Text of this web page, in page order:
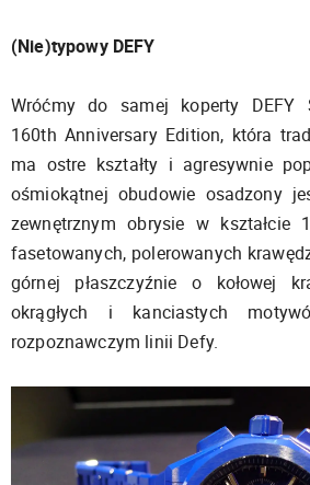
(Nie)typowy DEFY
Wróćmy do samej koperty DEFY
160th Anniversary Edition, która
ma ostre kształty i agresywnie
ośmiokątnej obudowie osadzony
zewnętrznym obrysie w kształcie
fasetowanych, polerowanych
górnej płaszczyźnie o kołowej
okrągłych i kanciastych
rozpoznawczym linii Defy.